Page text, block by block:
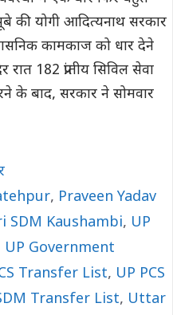
की योगी आदित्यनाथ सरकार
कामकाज को धार देने
182 प्रांतीय सिविल सेवा
के बाद, सरकार ने सोमवार
, Praveen Yadav
SDM Kaushambi, UP
UP Government
Transfer List, UP PCS
Transfer List, Uttar